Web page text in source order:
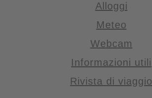
Alloggi
Meteo
Webcam
Informazioni utili
Rivista di viaggio